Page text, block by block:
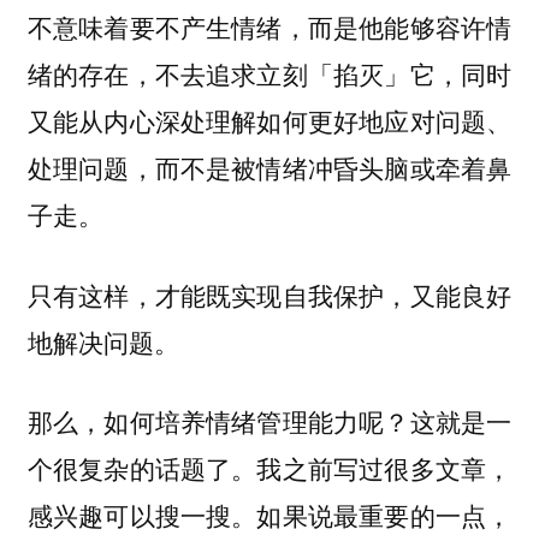
不意味着要不产生情绪，而是他能够容许情
绪的存在，不去追求立刻「掐灭」它，同时
又能从内心深处理解如何更好地应对问题、
处理问题，而不是被情绪冲昏头脑或牵着鼻
子走。
只有这样，才能既实现自我保护，又能良好
地解决问题。
那么，如何培养情绪管理能力呢？这就是一
个很复杂的话题了。我之前写过很多文章，
感兴趣可以搜一搜。如果说最重要的一点，